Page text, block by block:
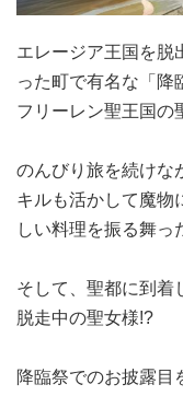
エレージア王国を脱
った町で有名な「降
フリーレン聖王国の
のんびり旅を続けな
キルも活かして魔物
しい料理を振る舞
そして、聖都に到着
脱走中の聖女様!?
降臨祭でのお披露目